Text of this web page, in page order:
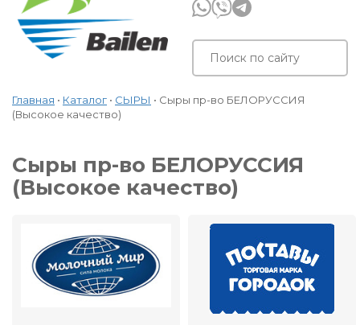
Главная • Каталог • СЫРЫ • Сыры пр-во БЕЛОРУССИЯ
(Высокое качество)
Сыры пр-во БЕЛОРУССИЯ
(Высокое качество)